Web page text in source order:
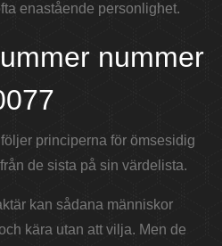
enastående personlighet.
nummer
principerna för ömsesidig
de sista på sin värdelista.
kan sådana människor
kära utan att vilja. Men de